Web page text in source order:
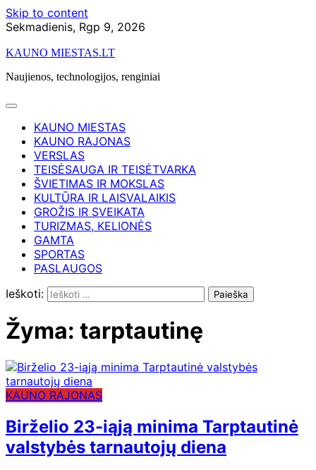
Skip to content
Sekmadienis, Rgp 9, 2026
KAUNO MIESTAS.LT
Naujienos, technologijos, renginiai
KAUNO MIESTAS
KAUNO RAJONAS
VERSLAS
TEISĖSAUGA IR TEISĖTVARKA
ŠVIETIMAS IR MOKSLAS
KULTŪRA IR LAISVALAIKIS
GROŽIS IR SVEIKATA
TURIZMAS, KELIONĖS
GAMTA
SPORTAS
PASLAUGOS
Ieškoti:
Žyma: tarptautinę
KAUNO RAJONAS
Birželio 23-iąją minima Tarptautinė
valstybės tarnautojų diena